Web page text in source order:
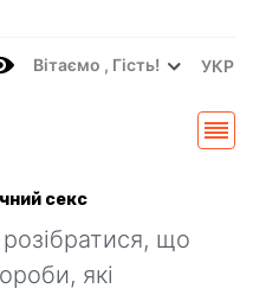
Вітаємo , Гість! УКР
секс
що
які